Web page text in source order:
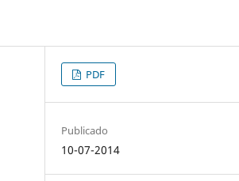
PDF
Publicado
10-07-2014